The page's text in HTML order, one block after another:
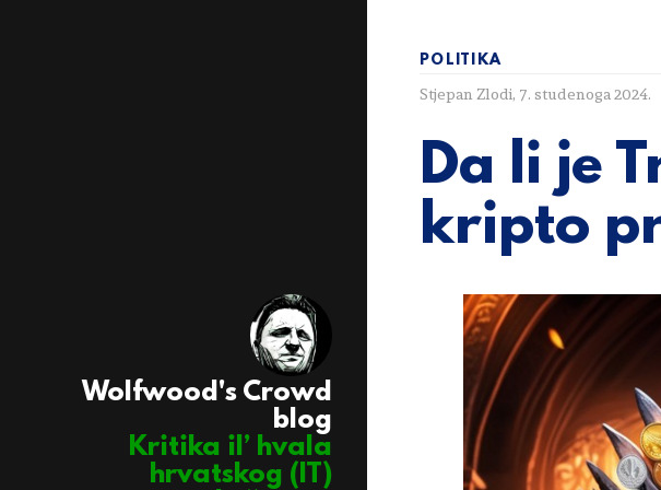
Wolfwood's Crowd
blog
Kritika il’ hvala
hrvatskog (IT)
POLITIKA
Stjepan Zlodi, 7. studenoga 2024.
Da li je
kripto